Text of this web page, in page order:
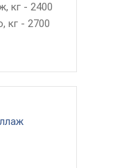
кг - 2400
кг - 2700